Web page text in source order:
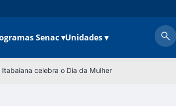
Senac ▾Unidades ▾
Itabaiana celebra o Dia da Mulher